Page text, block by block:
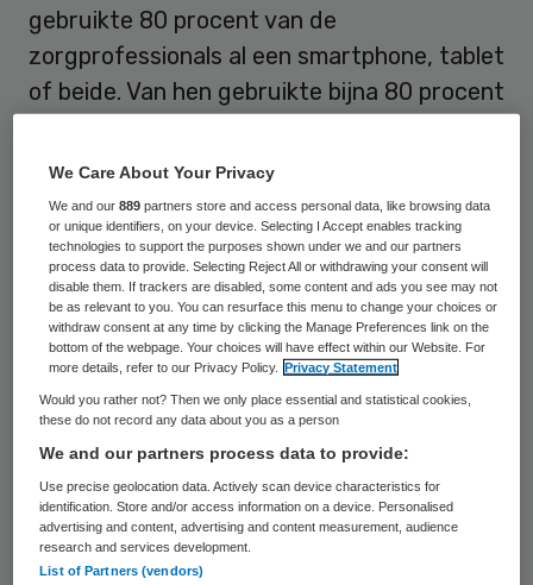
gebruikte 80 procent van de
zorgprofessionals al een smartphone, tablet
of beide. Van hen gebruikte bijna 80 procent
Vooral als de zorg een ambulant karakter
heeft, zijn tablets een zeer populair
instrument om op locatie informatie op te
zoeken en notities te maken over het
consult met de cliënt. Smartphones worden
vooral gebruikt voor het in contact blijven
met de collega´s, zowel telefonisch als per
e-mail. Maar aan deze praktijk, die al zo is
ingesleten dat er lang niet altijd meer diep
over wordt nagedacht, kleven risico’s. Zelfs
als gebruik wordt gemaakt van
zorginformatiesystemen die gecertificeerd
We Care About Your Privacy
We and our889 partners store and access personal data, like browsing data
or unique identifiers, on your device. Selecting I Accept enables tracking
technologies to support the purposes shown under we and our partners
process data to provide. Selecting Reject All or withdrawing your consent will
disable them. If trackers are disabled, some content and ads you see may not
be as relevant to you. You can resurface this menu to change your choices or
withdraw consent at any time by clicking the Manage Preferences link on the
bottom of the webpage. Your choices will have effect within our Website. For
more details, refer to our Privacy Policy.
Privacy Statement
Would you rather not? Then we only place essential and statistical cookies,
these do not record any data about you as a person
We and our partners process data to provide:
Use precise geolocation data. Actively scan device characteristics for
identification. Store and/or access information on a device. Personalised
advertising and content, advertising and content measurement, audience
research and services development.
List of Partners (vendors)